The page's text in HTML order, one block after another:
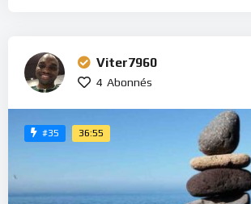
Viter7960
4 Abonnés
#35 36:55